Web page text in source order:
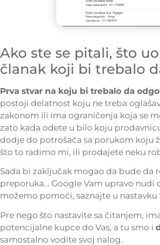
Ako ste se pitali, što
članak koji bi trebalo
Prva stvar na koju bi trebalo da
postoji delatnost koju ne treba
zakonom ili ima ograničenja koja se
zato kada odete u bilo koju
dodje do potrošača sa porukom koju
što to radimo mi, ili prodajete neku
Sada bi zaključak mogao da bude da
preporuka… Google Vam upravo nudi
možemo pomoći, saznajte u nastavku
Pre nego što nastavite sa čitanjem,
potencijalne kupce do Vas, a tu smo i
samostalno vodite svoj nalog.